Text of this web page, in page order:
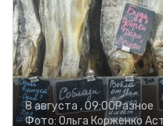
8 августа , 09:00Разное
Фото: Ольга Корженко